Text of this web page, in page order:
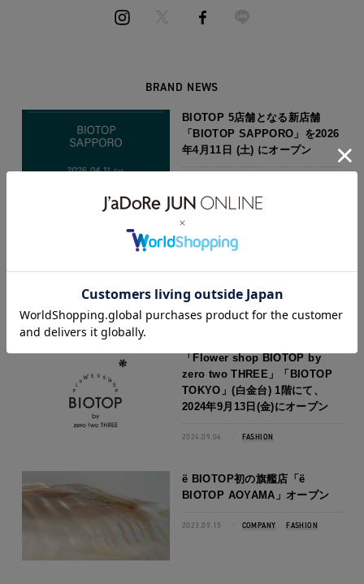
BRAND NEWS
BIOTOP 5店舗となる新店舗
「BIOTOP SAPPORO」を2026
年4月11日 (土) にオープン
BIOTOPは、4店舗目となる新店
舗「BIOTOP KOBE」を兵庫県
神戸市にて2025年3月8日（土）
2025.01.29 FASHION FOOD
「Flower shop BIOTOP by
zero two THREE」「BIOTOP
TOKYO」(白金台) 1階にて、
2024年9月13日(金)にオープン
2024.09.04 FASHION
ё BIOTOP初の旗艦店「ё
BIOTOP AOYAMA」オープン
2023.09.15 COMPANY FASHION